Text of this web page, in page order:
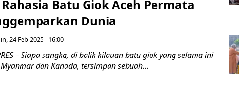
Batu Giok Aceh Permata
Dunia
24 Feb 2025 - 16:00
– Siapa sangka, di balik kilauan batu giok yang selama ini
dan Kanada, tersimpan sebuah...